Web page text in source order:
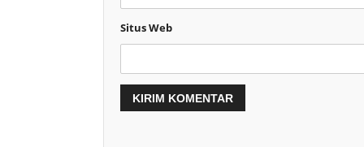
Situs Web